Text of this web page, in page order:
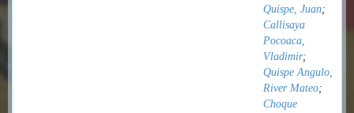
Quispe, Juan;
Callisaya
Pocoaca,
Vladimir;
Quispe Angulo,
River Mateo;
Choque